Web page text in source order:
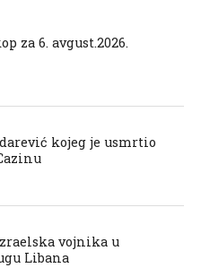
za 6. avgust.2026.
kojeg je usmrtio
vojnika u
Libana